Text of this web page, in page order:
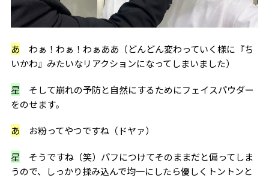
あ わぁ！わぁ！わぁああ（どんどん変わっていく様に『ち
いかわ』みたいなリアクションになってしまいました）
星 そして崩れの予防と自然にするためにフェイスパウダー
をのせます。
あ お粉ってやつですね（ドヤァ）
星 そうですね（笑）パフにつけてそのままだと偏ってしま
うので、しっかり揉み込んで均一にしたら優しくトントンと